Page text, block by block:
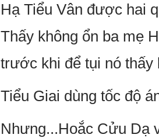
Hạ Tiểu Vân được hai
Thấy không ổn ba mẹ
trước khi để tụi nó thấy
Tiểu Giai dùng tốc độ
Nhưng...Hoắc Cửu Dạ